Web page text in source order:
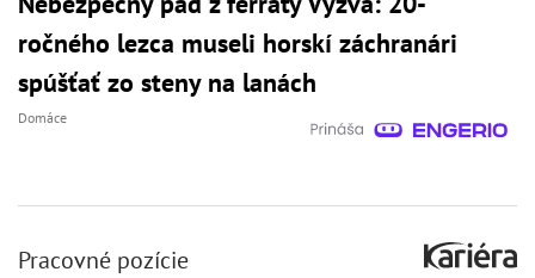
ročného lezca museli horskí záchranári
spúšťať zo steny na lanách
Domáce
Pracovné pozície